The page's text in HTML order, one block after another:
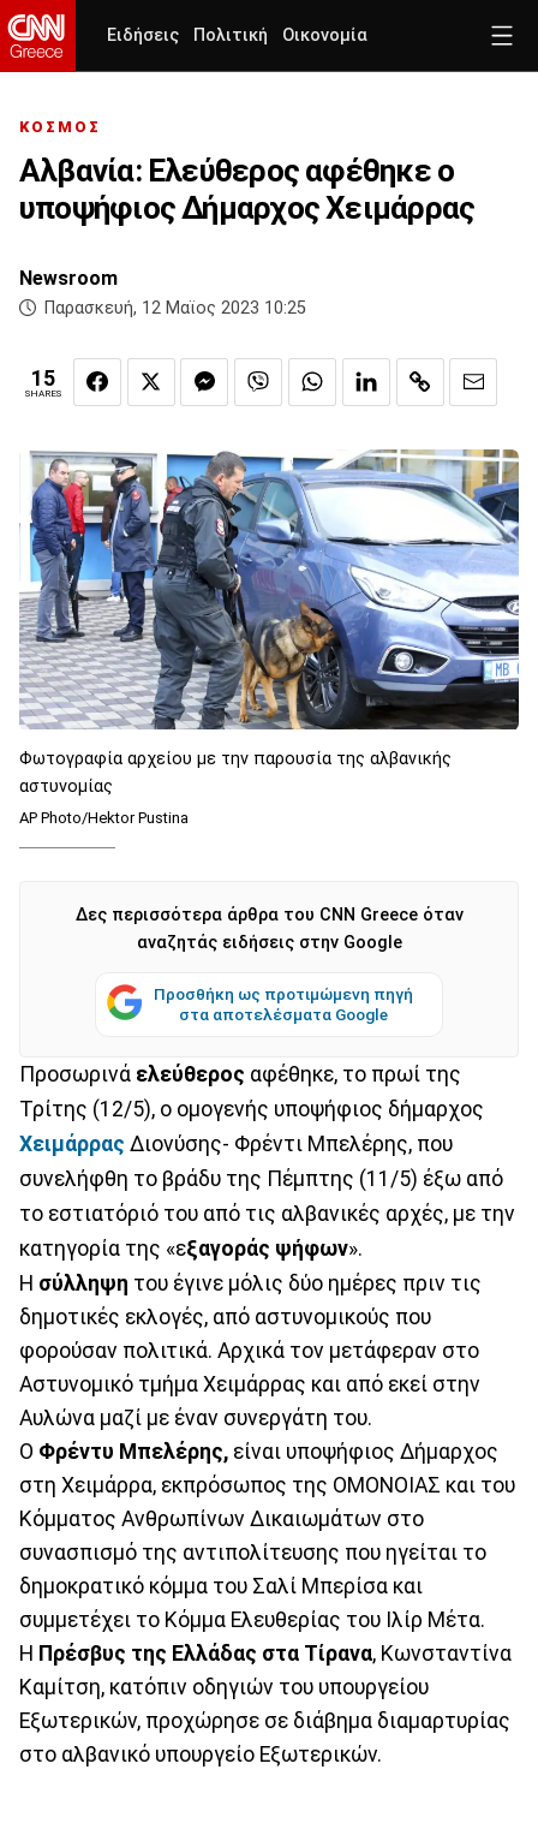
Ειδήσεις Πολιτική Οικονομία
ΚΟΣΜΟΣ
Αλβανία: Ελεύθερος αφέθηκε ο
υποψήφιος Δήμαρχος Χειμάρρας
Newsroom
Παρασκευή, 12 Μαϊος 2023 10:25
15
SHARES
Φωτογραφία αρχείου με την παρουσία της αλβανικής
αστυνομίας
AP Photo/Hektor Pustina
Δες περισσότερα άρθρα του CNN Greece όταν
αναζητάς ειδήσεις στην Google
Προσθήκη ως προτιμώμενη πηγή
στα αποτελέσματα Google
Προσωρινά ελεύθερος αφέθηκε, το πρωί της
Τρίτης (12/5), ο ομογενής υποψήφιος δήμαρχος
Χειμάρρας Διονύσης- Φρέντι Μπελέρης, που
συνελήφθη το βράδυ της Πέμπτης (11/5) έξω από
το εστιατόριό του από τις αλβανικές αρχές, με την
κατηγορία της «εξαγοράς ψήφων».
Η σύλληψη του έγινε μόλις δύο ημέρες πριν τις
δημοτικές εκλογές, από αστυνομικούς που
φορούσαν πολιτικά. Αρχικά τον μετάφεραν στο
Αστυνομικό τμήμα Χειμάρρας και από εκεί στην
Αυλώνα μαζί με έναν συνεργάτη του.
Ο Φρέντυ Μπελέρης, είναι υποψήφιος Δήμαρχος
στη Χειμάρρα, εκπρόσωπος της ΟΜΟΝΟΙΑΣ και του
Κόμματος Ανθρωπίνων Δικαιωμάτων στο
συνασπισμό της αντιπολίτευσης που ηγείται το
δημοκρατικό κόμμα του Σαλί Μπερίσα και
συμμετέχει το Κόμμα Ελευθερίας του Ιλίρ Μέτα.
Η Πρέσβυς της Ελλάδας στα Τίρανα, Κωνσταντίνα
Καμίτση, κατόπιν οδηγιών του υπουργείου
Εξωτερικών, προχώρησε σε διάβημα διαμαρτυρίας
στο αλβανικό υπουργείο Εξωτερικών.